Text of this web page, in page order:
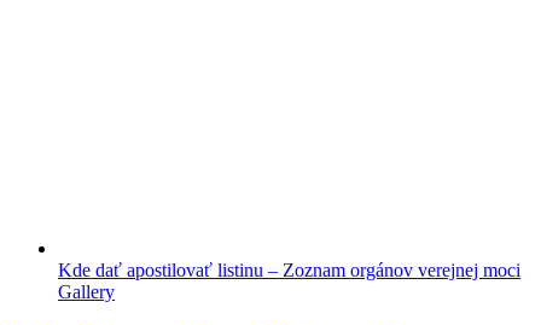
Kde dať apostilovať listinu – Zoznam orgánov verejnej moci
Gallery